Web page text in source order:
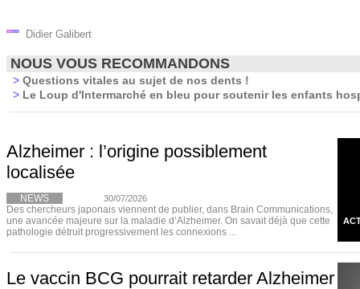
Didier Galibert
NOUS VOUS RECOMMANDONS
> Questions vitales au sujet de nos dents !
> Le Loup d'Intermarché en bleu pour soutenir les enfants
Alzheimer : l’origine possiblement
localisée
NEWS 30/07/2026
Des chercheurs japonais viennent de publier, dans Brain Communications,
une avancée majeure sur la maladie d’Alzheimer. On savait déjà que cette
pathologie détruit progressivement les connexions ...
Le vaccin BCG pourrait retarder Alzheimer